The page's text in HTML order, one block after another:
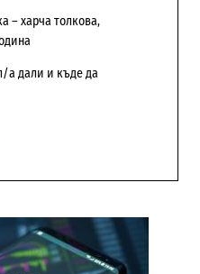
– харча толкова,
а дали и къде да